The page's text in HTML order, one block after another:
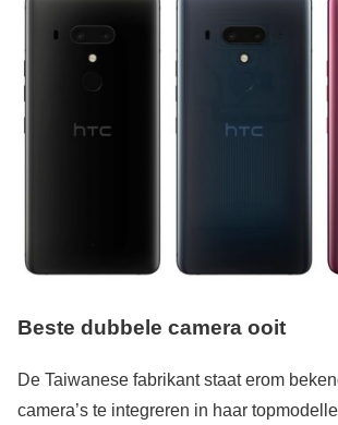
Beste dubbele camera ooit
De Taiwanese fabrikant staat erom
camera’s te integreren in haar